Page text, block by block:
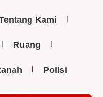
Kami
Ruang
Polisi